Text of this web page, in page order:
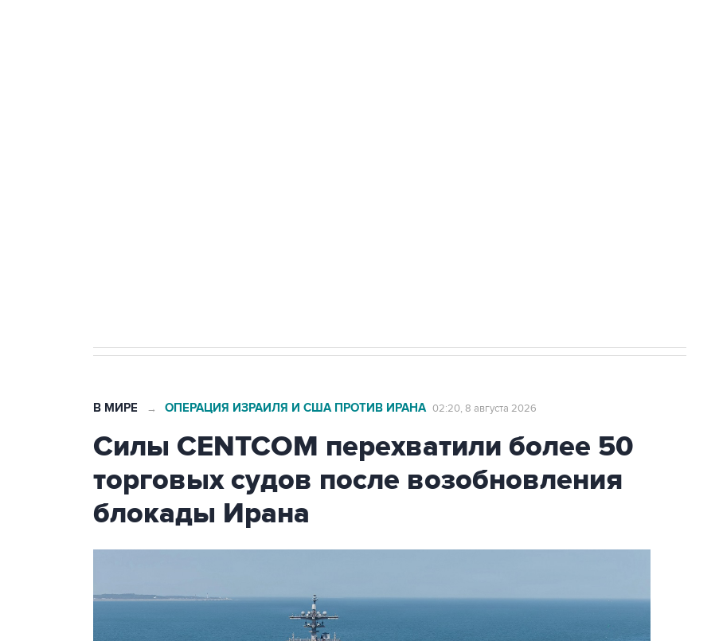
В МИРЕ → ОПЕРАЦИЯ ИЗРАИЛЯ И США ПРОТИВ ИРАНА 02:20, 8 августа 2026
Силы CENTCOM перехватили более 50
торговых судов после возобновления
блокады Ирана